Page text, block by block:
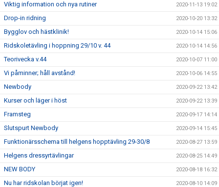
Viktig information och nya rutiner 2020-11-13 19:02
Drop-in ridning 2020-10-20 13:32
Bygglov och hästklinik! 2020-10-14 15:06
Ridskoletävling i hoppning 29/10 v. 44 2020-10-14 14:56
Teorivecka v.44 2020-10-07 11:00
Vi påminner; håll avstånd! 2020-10-06 14:55
Newbody 2020-09-22 13:42
Kurser och läger i höst 2020-09-22 13:39
Framsteg 2020-09-17 14:14
Slutspurt Newbody 2020-09-14 15:45
Funktionärsschema till helgens hopptävling 29-30/8 2020-08-27 13:59
Helgens dressyrtävlingar 2020-08-25 14:49
NEW BODY 2020-08-18 16:32
Nu har ridskolan börjat igen! 2020-08-10 14:09